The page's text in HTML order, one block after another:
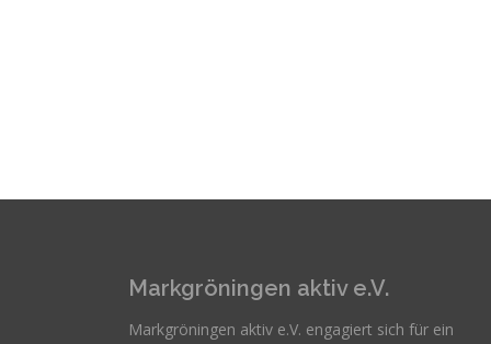
Markgröningen aktiv e.V.
Markgröningen aktiv e.V. engagiert sich für ein